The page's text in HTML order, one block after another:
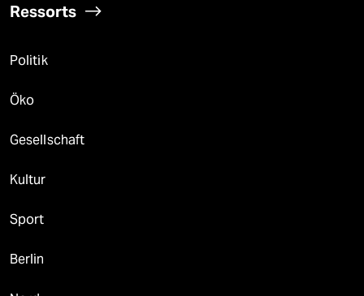
Ressorts
Politik
Öko
Gesellschaft
Kultur
Sport
Berlin